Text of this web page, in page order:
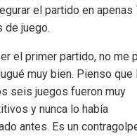
el partido en apenas
de juego.
el primer partido, no me
muy bien. Pienso que
seis juegos fueron muy
y nunca lo había
antes. Es un